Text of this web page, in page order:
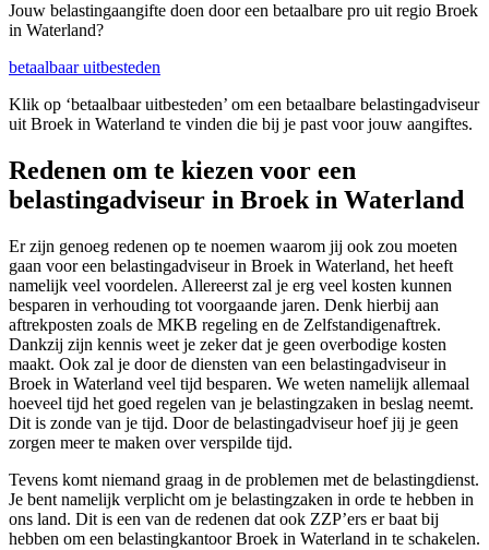
Jouw belastingaangifte doen door een betaalbare pro uit regio Broek
in Waterland?
betaalbaar uitbesteden
Klik op ‘betaalbaar uitbesteden’ om een betaalbare belastingadviseur
uit Broek in Waterland te vinden die bij je past voor jouw aangiftes.
Redenen om te kiezen voor een
belastingadviseur in Broek in Waterland
Er zijn genoeg redenen op te noemen waarom jij ook zou moeten
gaan voor een belastingadviseur in Broek in Waterland, het heeft
namelijk veel voordelen. Allereerst zal je erg veel kosten kunnen
besparen in verhouding tot voorgaande jaren. Denk hierbij aan
aftrekposten zoals de MKB regeling en de Zelfstandigenaftrek.
Dankzij zijn kennis weet je zeker dat je geen overbodige kosten
maakt. Ook zal je door de diensten van een belastingadviseur in
Broek in Waterland veel tijd besparen. We weten namelijk allemaal
hoeveel tijd het goed regelen van je belastingzaken in beslag neemt.
Dit is zonde van je tijd. Door de belastingadviseur hoef jij je geen
zorgen meer te maken over verspilde tijd.
Tevens komt niemand graag in de problemen met de belastingdienst.
Je bent namelijk verplicht om je belastingzaken in orde te hebben in
ons land. Dit is een van de redenen dat ook ZZP’ers er baat bij
hebben om een belastingkantoor Broek in Waterland in te schakelen.